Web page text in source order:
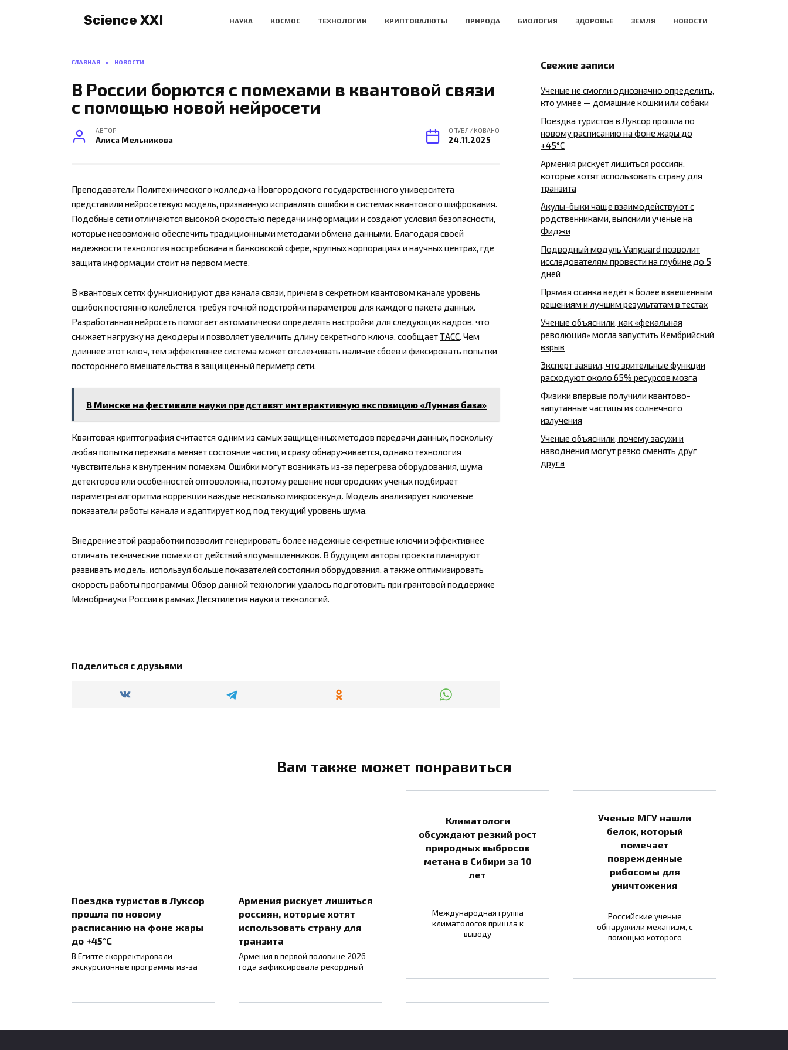
Science XXI НАУКА КОСМОС ТЕХНОЛОГИИ КРИПТОВАЛЮТЫ ПРИРОДА БИОЛОГИЯ ЗДОРОВЬЕ ЗЕМЛЯ НОВОСТИ
ГЛАВНАЯ » НОВОСТИ
В России борются с помехами в квантовой связи
с помощью новой нейросети
АВТОР
Алиса Мельникова
ОПУБЛИКОВАНО
24.11.2025
Преподаватели Политехнического колледжа Новгородского государственного университета
представили нейросетевую модель, призванную исправлять ошибки в системах квантового шифрования.
Подобные сети отличаются высокой скоростью передачи информации и создают условия безопасности,
которые невозможно обеспечить традиционными методами обмена данными. Благодаря своей
надежности технология востребована в банковской сфере, крупных корпорациях и научных центрах, где
защита информации стоит на первом месте.
В квантовых сетях функционируют два канала связи, причем в секретном квантовом канале уровень
ошибок постоянно колеблется, требуя точной подстройки параметров для каждого пакета данных.
Разработанная нейросеть помогает автоматически определять настройки для следующих кадров, что
снижает нагрузку на декодеры и позволяет увеличить длину секретного ключа, сообщаетТАСС. Чем
длиннее этот ключ, тем эффективнее система может отслеживать наличие сбоев и фиксировать попытки
постороннего вмешательства в защищенный периметр сети.
В Минске на фестивале науки представят интерактивную экспозицию «Лунная база»
Квантовая криптография считается одним из самых защищенных методов передачи данных, поскольку
любая попытка перехвата меняет состояние частиц и сразу обнаруживается, однако технология
чувствительна к внутренним помехам. Ошибки могут возникать из-за перегрева оборудования, шума
детекторов или особенностей оптоволокна, поэтому решение новгородских ученых подбирает
параметры алгоритма коррекции каждые несколько микросекунд. Модель анализирует ключевые
показатели работы канала и адаптирует код под текущий уровень шума.
Внедрение этой разработки позволит генерировать более надежные секретные ключи и эффективнее
отличать технические помехи от действий злоумышленников. В будущем авторы проекта планируют
развивать модель, используя больше показателей состояния оборудования, а также оптимизировать
скорость работы программы. Обзор данной технологии удалось подготовить при грантовой поддержке
Минобрнауки России в рамках Десятилетия науки и технологий.
Поделиться с друзьями
Свежие записи
Ученые не смогли однозначно определить,
кто умнее — домашние кошки или собаки
Поездка туристов в Луксор прошла по
новому расписанию на фоне жары до
+45°C
Армения рискует лишиться россиян,
которые хотят использовать страну для
транзита
Акулы-быки чаще взаимодействуют с
родственниками, выяснили ученые на
Фиджи
Подводный модуль Vanguard позволит
исследователям провести на глубине до 5
дней
Прямая осанка ведёт к более взвешенным
решениям и лучшим результатам в тестах
Ученые объяснили, как «фекальная
революция» могла запустить Кембрийский
взрыв
Эксперт заявил, что зрительные функции
расходуют около 65% ресурсов мозга
Физики впервые получили квантово-
запутанные частицы из солнечного
излучения
Ученые объяснили, почему засухи и
наводнения могут резко сменять друг
друга
Вам также может понравиться
Поездка туристов в Луксор
прошла по новому
расписанию на фоне жары
до +45°C
В Египте скорректировали
экскурсионные программы из-за
Армения рискует лишиться
россиян, которые хотят
использовать страну для
транзита
Армения в первой половине 2026
года зафиксировала рекордный
Климатологи
обсуждают резкий рост
природных выбросов
метана в Сибири за 10
лет
Международная группа
климатологов пришла к
выводу
Ученые МГУ нашли
белок, который
помечает
поврежденные
рибосомы для
уничтожения
Российские ученые
обнаружили механизм, с
помощью которого